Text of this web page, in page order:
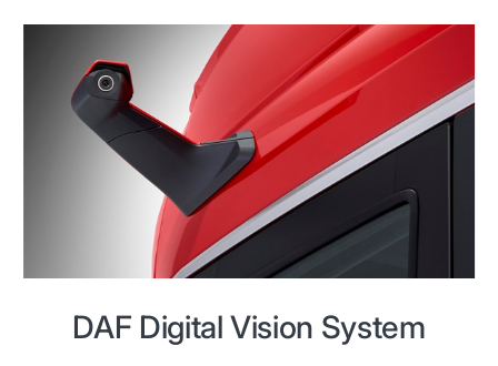
DAF Digital Vision System